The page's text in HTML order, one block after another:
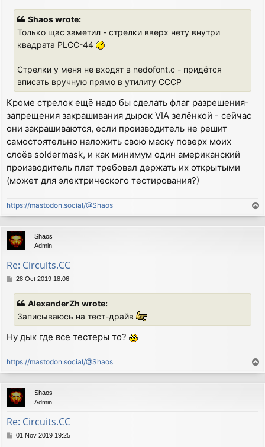
Shaos wrote:
Только щас заметил - стрелки вверх нету внутри
квадрата PLCC-44
Стрелки у меня не входят в nedofont.c - придётся
вписать вручную прямо в утилиту CCCP
Кроме стрелок ещё надо бы сделать флаг разрешения-
запрещения закрашивания дырок VIA зелёнкой - сейчас
они закрашиваются, если производитель не решит
самостоятельно наложить свою маску поверх моих
слоёв soldermask, и как минимум один американский
производитель плат требовал держать их открытыми
(может для электрического тестирования?)
https://mastodon.social/@Shaos
o
p
Shaos
Admin
Re: Circuits.CC
P28 Oct 2019 18:06
AlexanderZh wrote:
Записываюсь на тест-драйв
Ну дык где все тестеры то?
https://mastodon.social/@Shaos
o
p
Shaos
Admin
Re: Circuits.CC
P01 Nov 2019 19:25